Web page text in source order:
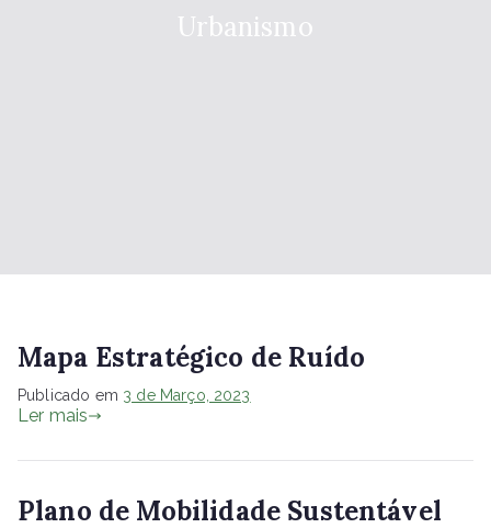
Urbanismo
Mapa Estratégico de Ruído
Publicado em 3 de Março, 2023
Ler mais
Plano de Mobilidade Sustentável